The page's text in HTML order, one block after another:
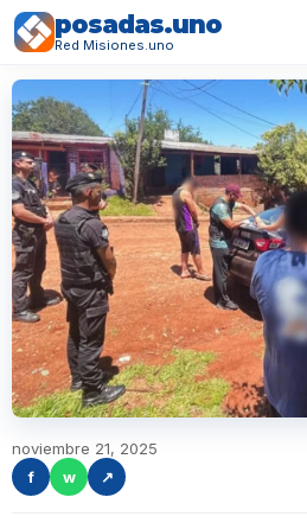
posadas.uno
Red Misiones.uno
noviembre 21, 2025
f
w ↗